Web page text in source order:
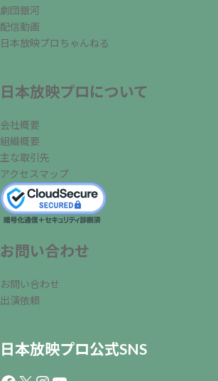
劇団銀河
配信動画
日本放映プロちゃんねる
日本放映プロについて
会社概要
組織概要
主な取引先
アクセスマップ
お問い合わせ
お問い合わせ
出演依頼
日本放映プロ公式SNS